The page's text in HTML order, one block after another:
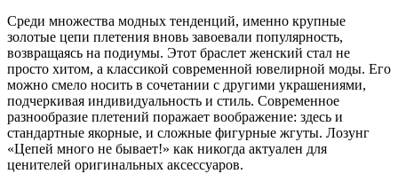
Среди множества модных тенденций, именно крупные
золотые цепи плетения вновь завоевали популярность,
возвращаясь на подиумы. Этот браслет женский стал не
просто хитом, а классикой современной ювелирной моды. Его
можно смело носить в сочетании с другими украшениями,
подчеркивая индивидуальность и стиль. Современное
разнообразие плетений поражает воображение: здесь и
стандартные якорные, и сложные фигурные жгуты. Лозунг
«Цепей много не бывает!» как никогда актуален для
ценителей оригинальных аксессуаров.